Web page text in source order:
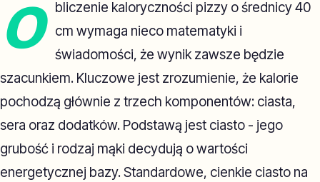
O
bliczenie kaloryczności pizzy o średnicy 40
cm wymaga nieco matematyki i
świadomości, że wynik zawsze będzie
szacunkiem. Kluczowe jest zrozumienie, że kalorie
pochodzą głównie z trzech komponentów: ciasta,
sera oraz dodatków. Podstawą jest ciasto - jego
grubość i rodzaj mąki decydują o wartości
energetycznej bazy. Standardowe, cienkie ciasto na